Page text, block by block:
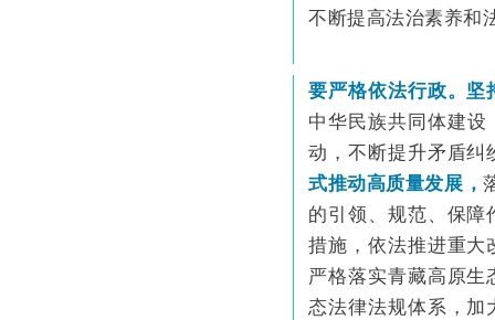
不断提高法治素养和
要严格依法行政。坚
中华民族共同体建
动，不断提升矛盾纠
式推动高质量发展，
的引领、规范、保
措施，依法推进重
严格落实青藏高原
态法律法规体系，